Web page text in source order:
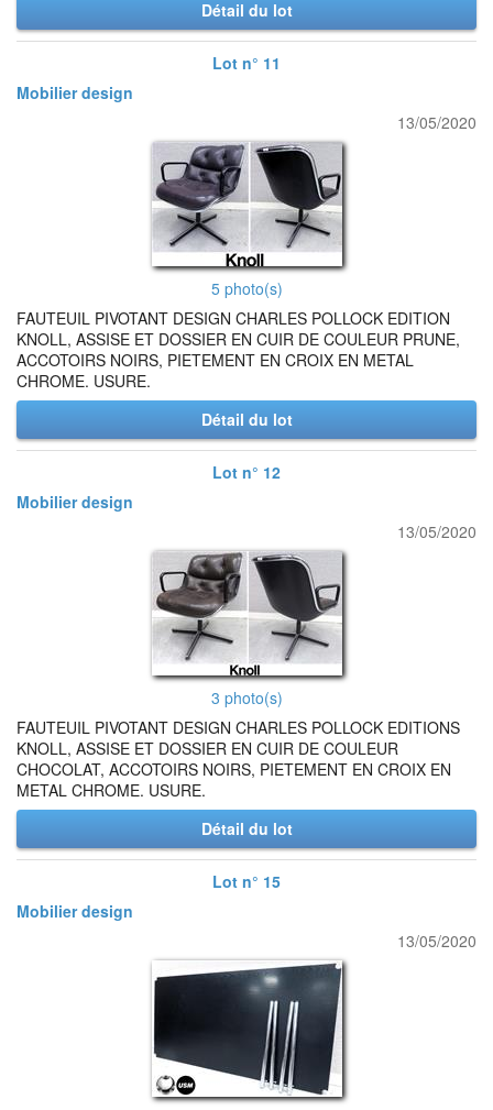
Détail du lot
Lot n° 11
Mobilier design
13/05/2020
5 photo(s)
FAUTEUIL PIVOTANT DESIGN CHARLES POLLOCK EDITION
KNOLL, ASSISE ET DOSSIER EN CUIR DE COULEUR PRUNE,
ACCOTOIRS NOIRS, PIETEMENT EN CROIX EN METAL
CHROME. USURE.
Détail du lot
Lot n° 12
Mobilier design
13/05/2020
3 photo(s)
FAUTEUIL PIVOTANT DESIGN CHARLES POLLOCK EDITIONS
KNOLL, ASSISE ET DOSSIER EN CUIR DE COULEUR
CHOCOLAT, ACCOTOIRS NOIRS, PIETEMENT EN CROIX EN
METAL CHROME. USURE.
Détail du lot
Lot n° 15
Mobilier design
13/05/2020